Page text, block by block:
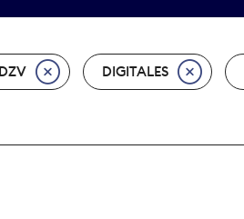
DIGITALES